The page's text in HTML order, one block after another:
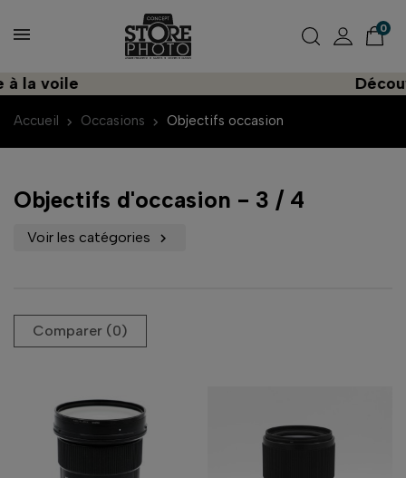
0
Accueil Occasions Objectifs occasion
Objectifs d'occasion - 3 / 4
Voir les catégories 
Comparer (0)‎